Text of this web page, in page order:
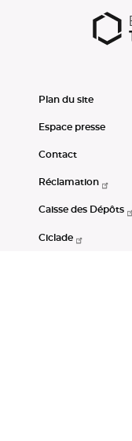
Plan du site
Espace presse
Contact
Réclamation
Caisse des Dépôts
Ciclade